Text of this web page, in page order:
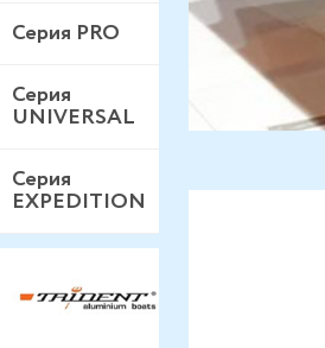
Серия PRO
Серия
UNIVERSAL
Серия
EXPEDITION